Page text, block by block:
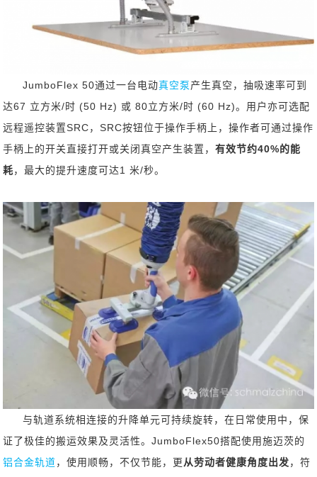
JumboFlex 50通过一台电动真空泵产生真空，抽吸速率可到
达67 立方米/时 (50 Hz) 或 80立方米/时 (60 Hz)。用户亦可选配
远程遥控装置SRC，SRC按钮位于操作手柄上，操作者可通过操作
手柄上的开关直接打开或关闭真空产生装置，有效节约40%的能
耗，最大的提升速度可达1 米/秒。
与轨道系统相连接的升降单元可持续旋转，在日常使用中，保
证了极佳的搬运效果及灵活性。JumboFlex50搭配使用施迈茨的
铝合金轨道，使用顺畅，不仅节能，更从劳动者健康角度出发，符